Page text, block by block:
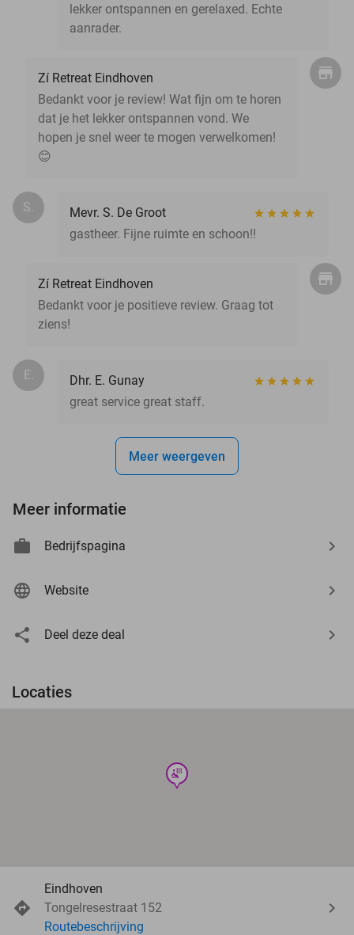
lekker ontspannen en gerelaxed. Echte
aanrader.
Zí Retreat Eindhoven
Bedankt voor je review! Wat fijn om te horen
dat je het lekker ontspannen vond. We
hopen je snel weer te mogen verwelkomen!
😊
S.
Mevr. S. De Groot
gastheer. Fijne ruimte en schoon!!
Zí Retreat Eindhoven
Bedankt voor je positieve review. Graag tot
ziens!
E.
Dhr. E. Gunay
great service great staff.
Meer weergeven
Meer informatie
Bedrijfspagina
Website
Deel deze deal
Locaties
wellness
Eindhoven
Tongelresestraat 152
Routebeschrijving